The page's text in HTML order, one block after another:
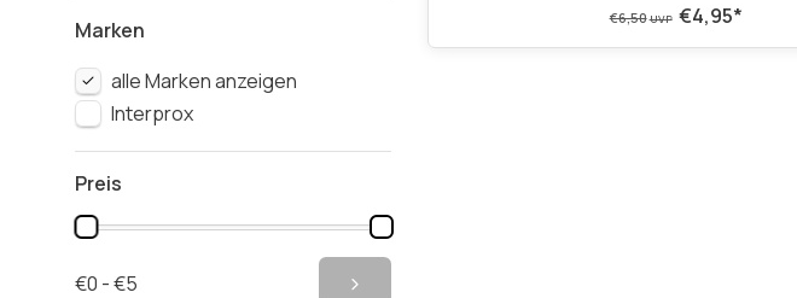
Marken
alle Marken anzeigen
Interprox
Preis
€0 - €5
€6,50UVP €4,95*